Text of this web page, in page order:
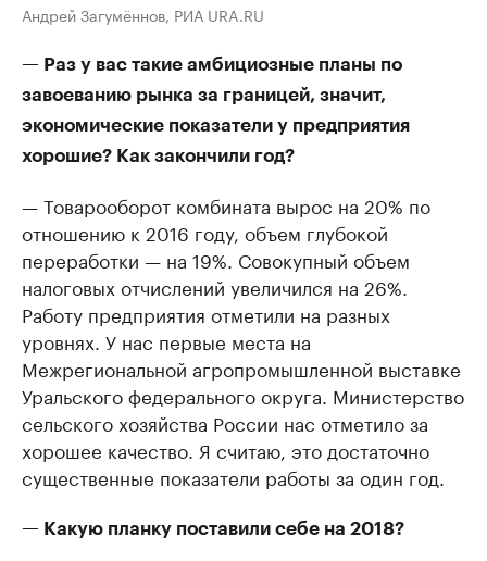
Андрей Загумённов, РИА URA.RU
— Раз у вас такие амбициозные планы по
завоеванию рынка за границей, значит,
экономические показатели у предприятия
хорошие? Как закончили год?
— Товарооборот комбината вырос на 20% по
отношению к 2016 году, объем глубокой
переработки — на 19%. Совокупный объем
налоговых отчислений увеличился на 26%.
Работу предприятия отметили на разных
уровнях. У нас первые места на
Межрегиональной агропромышленной выставке
Уральского федерального округа. Министерство
сельского хозяйства России нас отметило за
хорошее качество. Я считаю, это достаточно
существенные показатели работы за один год.
— Какую планку поставили себе на 2018?